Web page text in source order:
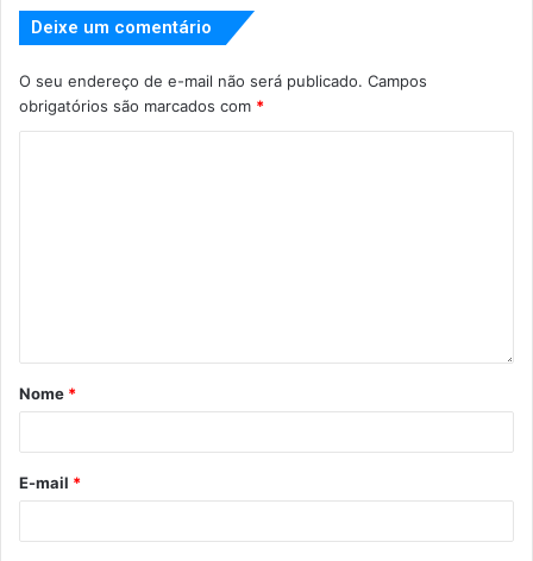
Deixe um comentário
O seu endereço de e-mail não será publicado. Campos
obrigatórios são marcados com *
Nome *
E-mail *